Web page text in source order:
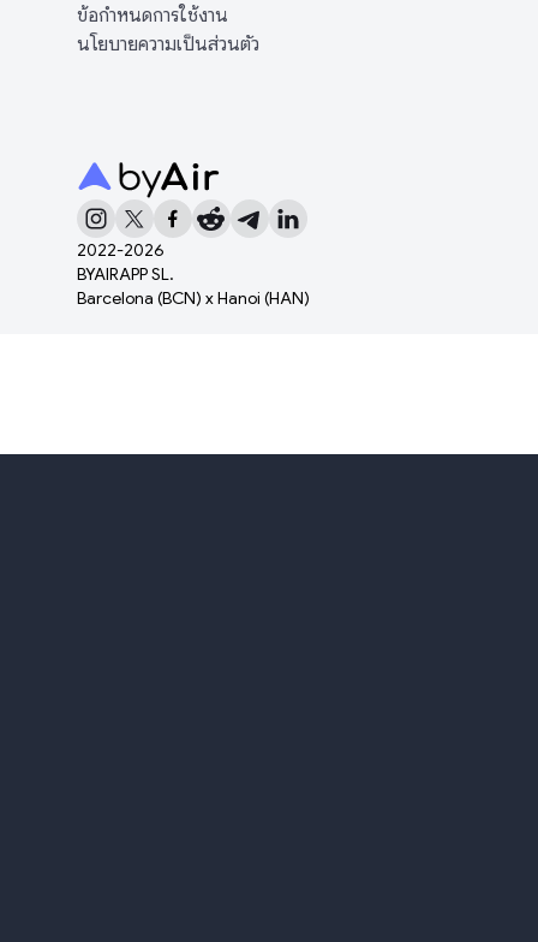
2022-2026
BYAIRAPP SL.
Barcelona (BCN) x Hanoi (HAN)
ข้อกำหนดการใช้งาน
นโยบายความเป็นส่วนตัว